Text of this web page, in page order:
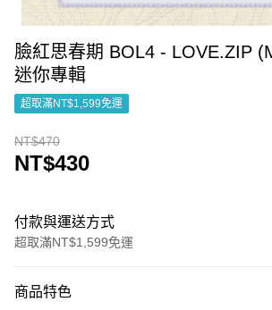
臉紅思春期 BOL4 - LOVE.ZIP
迷你專輯
超取滿NT$1,599免運
NT$470
NT$430
付款與運送方式
超取滿NT$1,599免運
信用卡一次付款
商品特色